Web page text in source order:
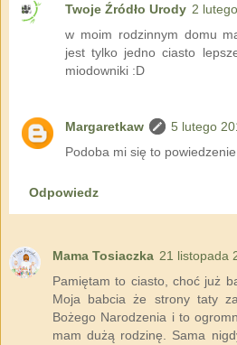
Twoje Źródło Urody 2
w moim rodzinnym domu
jest tylko jedno ciasto
miodowniki :D
Margaretkaw
5 lutego
Podoba mi się to
Odpowiedz
Mama Tosiaczka 21 listopada
Pamiętam to ciasto, choć już
Moja babcia że strony taty
Bożego Narodzenia i to
mam dużą rodzinę. Sama